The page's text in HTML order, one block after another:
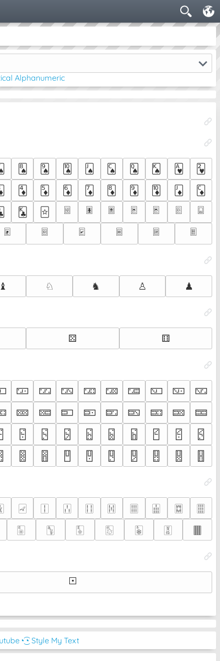
Alphanumeric
🂨 🂩 🂪 🂫 🂬 🂭 🂮 🂱
🂲
🃄 🃅 🃆 🃇 🃈 🃉 🃊 🃋
🃌
🃞 🃟 🃠 🃡 🃢 🃣 🃤 🃥
🃦
🃰 🃱 🃲 🃳 🃴 🃵
♝ ♘ ♞ ♙ ♟
⚄ ⚅
🁀 🁁 🁂 🁃 🁄 🁅 🁆 🁇
🁈
🁙 🁚 🁛 🁜 🁝 🁞 🁟 🁠
🁡
🁲 🁳 🁴 🁵 🁶 🁷 🁸 🁹
🁺
🂋 🂌 🂍 🂎 🂏 🂐 🂑 🂒 🂓
🀐 🀑 🀒 🀓 🀔 🀕 🀖 🀗
🀘
🀥 🀦 🀧 🀨 🀩 🀪 🀫
🞔
◔͜͡◔ Style My Text